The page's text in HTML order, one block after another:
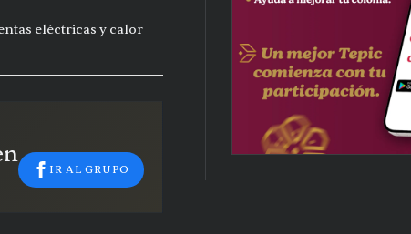
eléctricas y calor
IR AL GRUPO